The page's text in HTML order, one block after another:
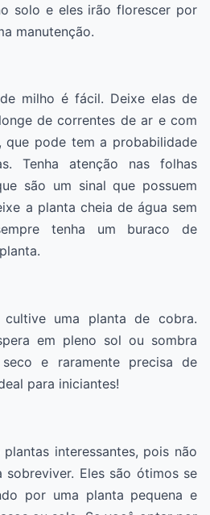
solo e eles irão florescer por
manutenção.
milho é fácil. Deixe elas de
de correntes de ar e com
pode tem a probabilidade
Tenha atenção nas folhas
são um sinal que possuem
a planta cheia de água sem
tenha um buraco de
uma planta de cobra.
em pleno sol ou sombra
e raramente precisa de
para iniciantes!
interessantes, pois não
Eles são ótimos se
por uma planta pequena e